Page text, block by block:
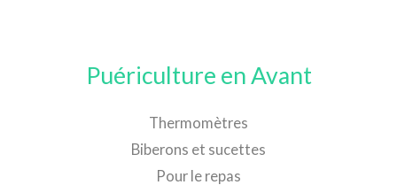
Puériculture en Avant
Thermomètres
Biberons et sucettes
Pour le repas